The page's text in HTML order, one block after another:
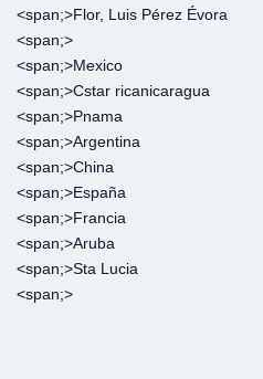
<span;>‎Flor, Luis Pérez Évora
<span;>‎
<span;>‎Mexico
<span;>‎Cstar ricanicaragua
<span;>‎Pnama
<span;>‎Argentina
<span;>‎China
<span;>‎España
<span;>‎Francia
<span;>‎Aruba
<span;>‎Sta Lucia
<span;>‎